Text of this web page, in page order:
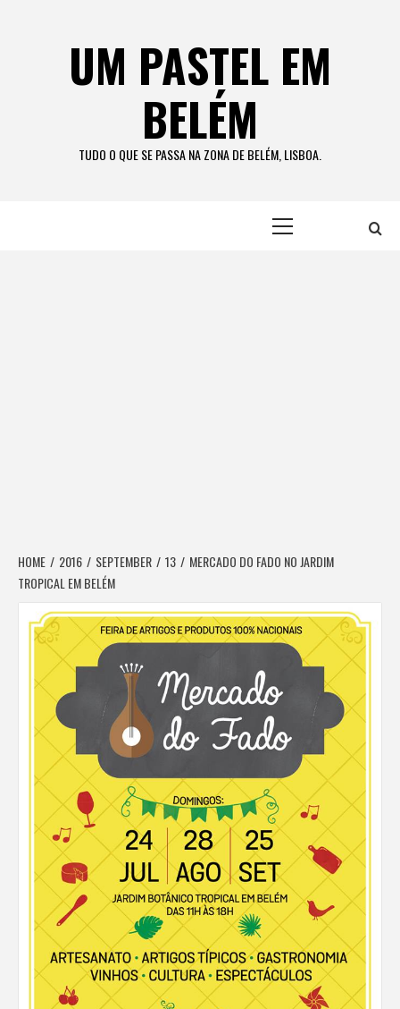
UM PASTEL EM
BELÉM
TUDO O QUE SE PASSA NA ZONA DE BELÉM, LISBOA.
HOME 2016 SEPTEMBER 13
MERCADO DO FADO NO JARDIM
TROPICAL EM BELÉM